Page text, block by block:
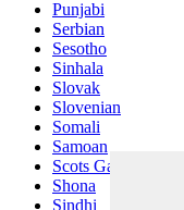
Punjabi
Serbian
Sesotho
Sinhala
Slovak
Slovenian
Somali
Samoan
Scots Gaelic
Shona
Sindhi